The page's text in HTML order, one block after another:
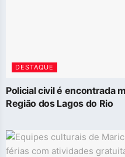
DESTAQUE
Policial civil é encontrada
Região dos Lagos do Rio